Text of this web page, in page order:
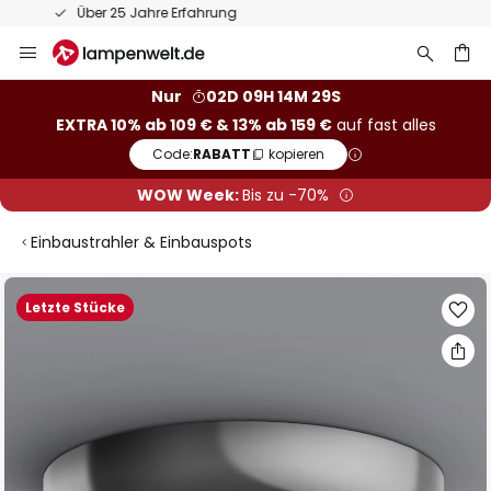
50 Tage kostenlose Retoure
Inhalt
Nur
02D 09H 14M 29S
EXTRA 10% ab 109 € & 13% ab 159 €auf fast alles
Code:RABATT kopieren
WOW Week:Bis zu -70%
Einbaustrahler & Einbauspots
Letzte Stücke
Zum
Ende